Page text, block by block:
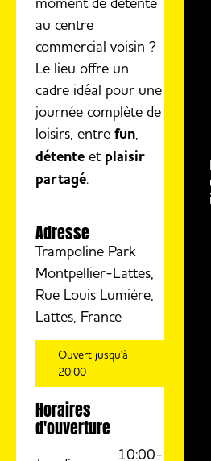
au centre
commercial voisin ?
Le lieu offre un
cadre idéal pour une
journée complète de
loisirs, entrefun,
détenteet plaisir
partagé.
Adresse
Trampoline Park
Montpellier-Lattes,
Rue Louis Lumière,
Lattes, France
Ouvert jusqu'à
20:00
Horaires
d'ouverture
10:00-